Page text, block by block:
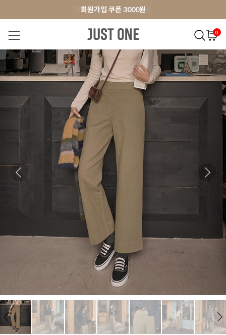
앱 다운로드 10% 할인쿠폰
회원가입 쿠폰 3000원
앱 다운로드 10% 할인쿠폰
0
NEW 7% BEST 오늘출발 MADE . J 상의 팬츠 아